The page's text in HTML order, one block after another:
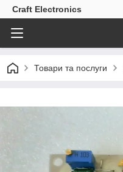
Craft Electronics
Товари та послуги